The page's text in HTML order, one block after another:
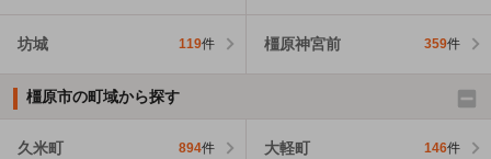
坊城 119件 橿原神宮前 359件
橿原市の町域から探す
久米町 894件 大軽町 146件